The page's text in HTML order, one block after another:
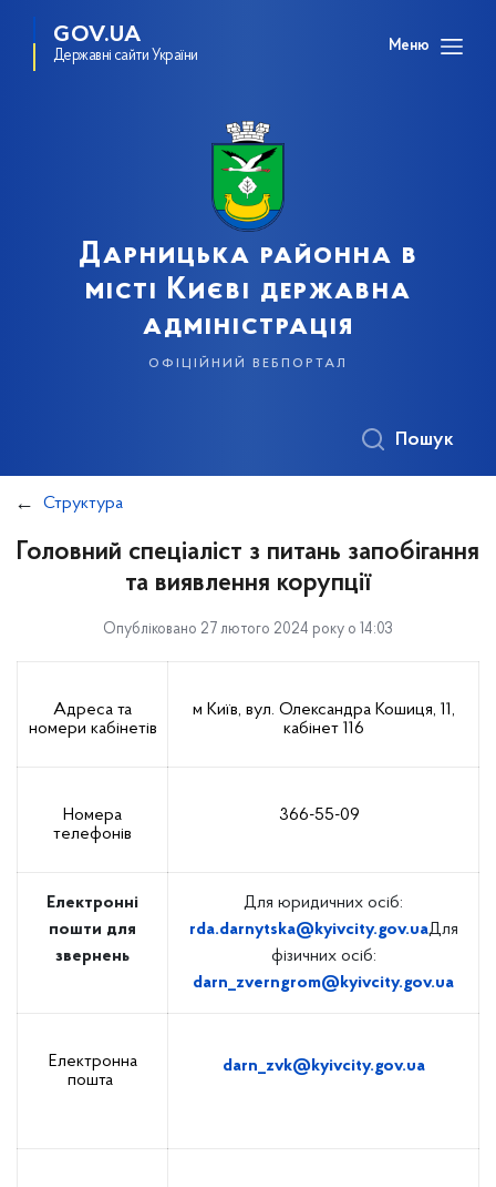
GOV.UA
Державні сайти України
Меню
Дарницька районна в
місті Києві державна
адміністрація
офіційний вебпортал
Пошук
Структура
Головний спеціаліст з питань запобігання
та виявлення корупції
Опубліковано 27 лютого 2024 року о 14:03
Адреса та
номери кабінетів
м Київ, вул. Олександра Кошиця, 11,
кабінет 116
Номера
телефонів
366-55-09
Електронні
пошти для
звернень
Для юридичних осіб:
rda.darnytska@kyivcity.gov.uaДля
фізичних осіб:
darn_zverngrom@kyivcity.gov.ua
Електронна
пошта
darn zvk@kyivcity.gov.ua